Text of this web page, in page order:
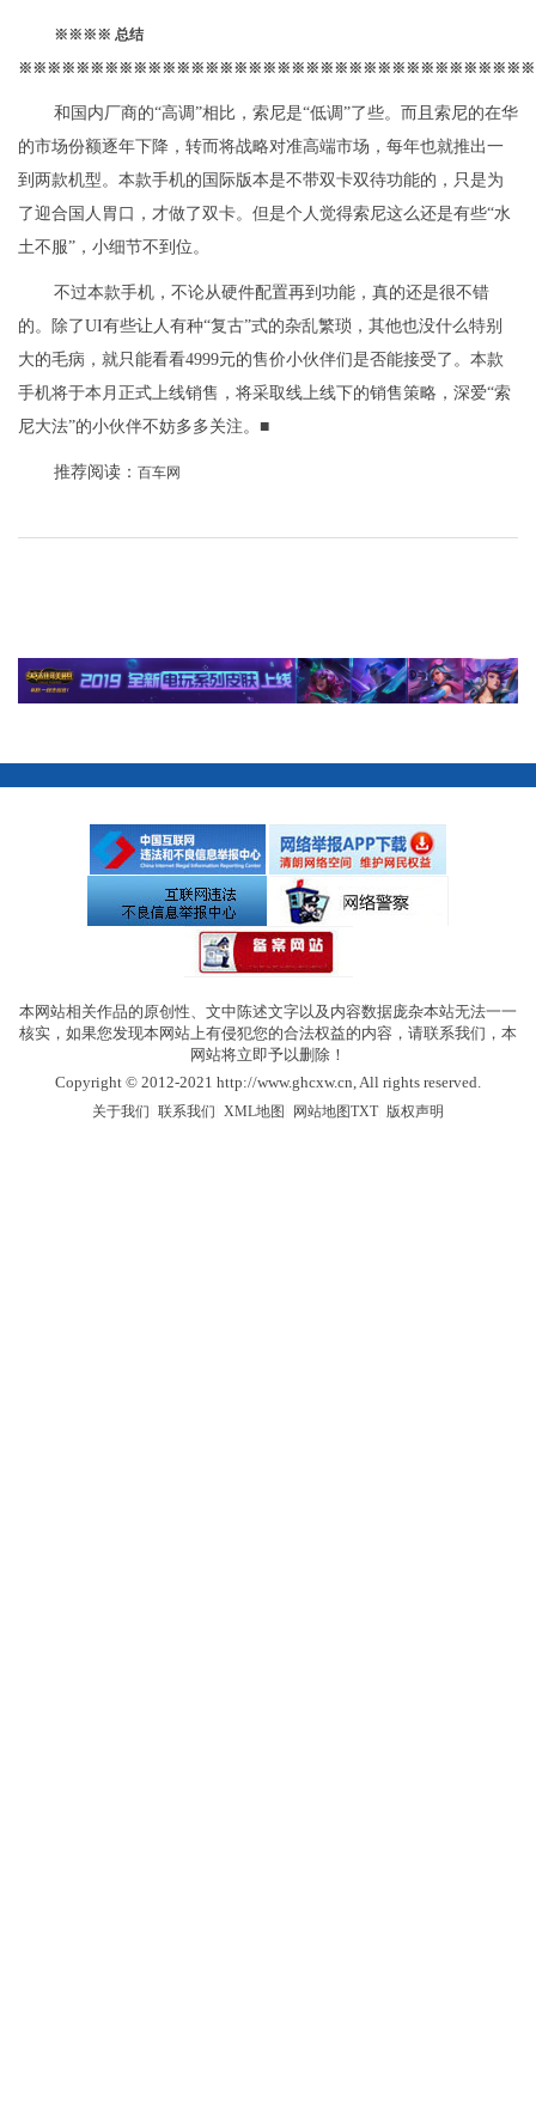
※※※※ 总结
和国内厂商的“高调”相比，索尼是“低调”了些。而且索尼的在华
的市场份额逐年下降，转而将战略对准高端市场，每年也就推出一
到两款机型。本款手机的国际版本是不带双卡双待功能的，只是为
了迎合国人胃口，才做了双卡。但是个人觉得索尼这么还是有些“水
土不服”，小细节不到位。
不过本款手机，不论从硬件配置再到功能，真的还是很不错
的。除了UI有些让人有种“复古”式的杂乱繁琐，其他也没什么特别
大的毛病，就只能看看4999元的售价小伙伴们是否能接受了。本款
手机将于本月正式上线销售，将采取线上线下的销售策略，深爱“索
尼大法”的小伙伴不妨多多关注。■
推荐阅读： 百车网
本网站相关作品的原创性、文中陈述文字以及内容数据庞杂本站无法一一
核实，如果您发现本网站上有侵犯您的合法权益的内容，请联系我们，本
网站将立即予以删除！
Copyright © 2012-2021 http://www.ghcxw.cn, All rights reserved.
关于我们 联系我们 XML地图 网站地图TXT| 版权声明